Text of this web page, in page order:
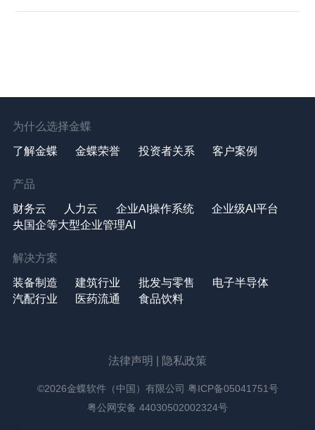
为什么选择金蝶
了解金蝶 金蝶荣誉 投资者关系 客户案例
产品
财务云 人力云 企业AI操作系统
企业级AI平台
央国企等大型企业管理AI
解决方案
装备制造 建筑行业 批发与零售
电子半导体
汽配行业
医药流通 食品饮料
法律声明 隐私政策
©2026金蝶软件（中国）有限公司 粤ICP备05041751号
粤公网安备 44030502002324号